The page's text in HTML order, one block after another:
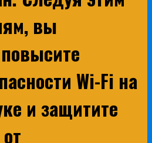
вы
Wi-Fi на
и защитите